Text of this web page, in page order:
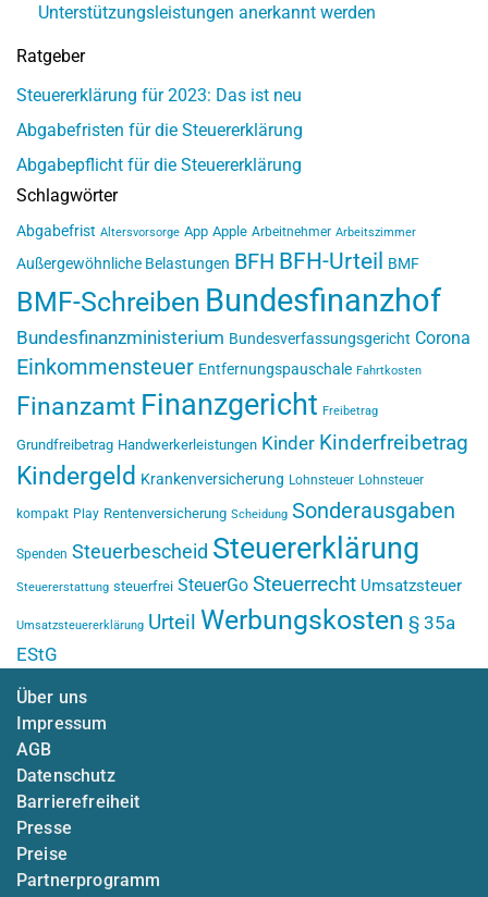
Unterstützungsleistungen anerkannt werden
Ratgeber
Steuererklärung für 2023: Das ist neu
Abgabefristen für die Steuererklärung
Abgabepflicht für die Steuererklärung
Schlagwörter
Abgabefrist Altersvorsorge App Apple Arbeitnehmer Arbeitszimmer
Außergewöhnliche Belastungen BFH BFH-Urteil BMF
BMF-Schreiben Bundesfinanzhof
Bundesfinanzministerium Bundesverfassungsgericht Corona
Einkommensteuer Entfernungspauschale Fahrtkosten
Finanzamt Finanzgericht Freibetrag
Grundfreibetrag Handwerkerleistungen Kinder Kinderfreibetrag
Kindergeld Krankenversicherung Lohnsteuer Lohnsteuer
kompakt Play Rentenversicherung Scheidung Sonderausgaben
Spenden Steuerbescheid Steuererklärung
Steuererstattung steuerfrei SteuerGo Steuerrecht Umsatzsteuer
Umsatzsteuererklärung Urteil Werbungskosten § 35a
EStG
Über uns
Impressum
AGB
Datenschutz
Barrierefreiheit
Presse
Preise
Partnerprogramm